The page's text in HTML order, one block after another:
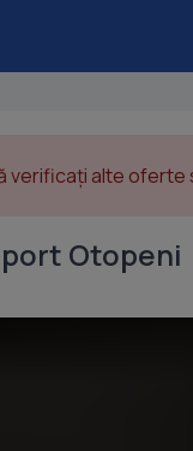
alte oferte
Otopeni